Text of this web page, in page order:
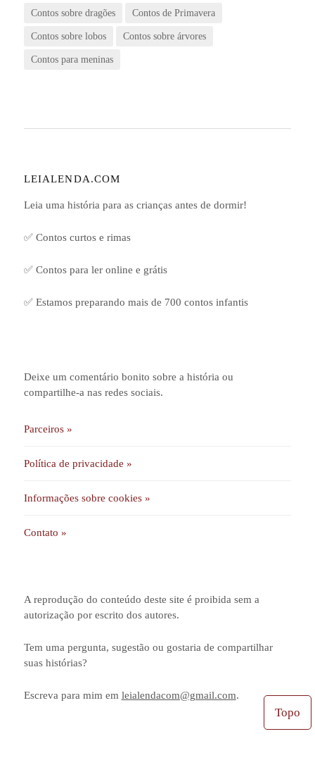
Contos sobre dragões Contos de Primavera
Contos sobre lobos Contos sobre árvores
Contos para meninas
LEIALENDA.COM
Leia uma história para as crianças antes de dormir!
✅ Contos curtos e rimas
✅ Contos para ler online e grátis
✅ Estamos preparando mais de 700 contos infantis
Deixe um comentário bonito sobre a história ou
compartilhe-a nas redes sociais.
Parceiros »
Política de privacidade »
Informações sobre cookies »
Contato »
A reprodução do conteúdo deste site é proibida sem a
autorização por escrito dos autores.
Tem uma pergunta, sugestão ou gostaria de compartilhar
suas histórias?
Escreva para mim em leialendacom@gmail.com.
Topo